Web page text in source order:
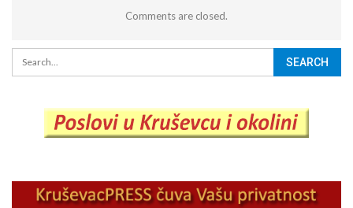
Comments are closed.